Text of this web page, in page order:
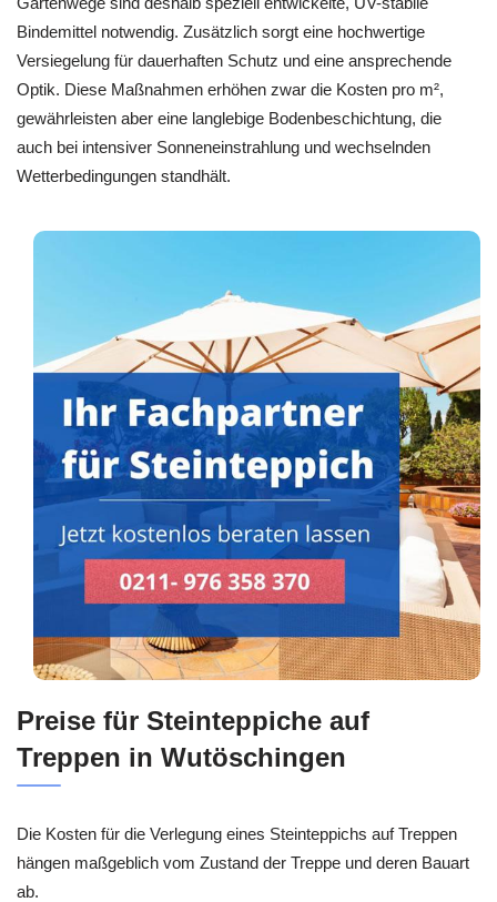
Bindemittel notwendig. Zusätzlich sorgt eine hochwertige
Versiegelung für dauerhaften Schutz und eine ansprechende
Optik. Diese Maßnahmen erhöhen zwar die Kosten pro m²,
gewährleisten aber eine langlebige Bodenbeschichtung, die
auch bei intensiver Sonneneinstrahlung und wechselnden
Wetterbedingungen standhält.
Preise für Steinteppiche auf
Treppen in Wutöschingen
Die Kosten für die Verlegung eines Steinteppichs auf Treppen
hängen maßgeblich vom Zustand der Treppe und deren Bauart
ab.